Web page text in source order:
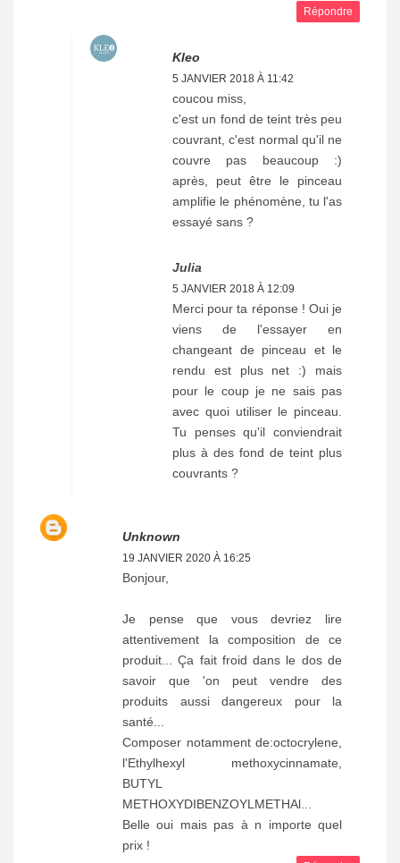
Répondre
Kleo
5 JANVIER 2018 À 11:42
coucou miss,
c'est un fond de teint très peu
couvrant, c'est normal qu'il ne
couvre pas beaucoup :)
après, peut être le pinceau
amplifie le phénomène, tu l'as
essayé sans ?
Julia
5 JANVIER 2018 À 12:09
Merci pour ta réponse ! Oui je
viens de l'essayer en
changeant de pinceau et le
rendu est plus net :) mais
pour le coup je ne sais pas
avec quoi utiliser le pinceau.
Tu penses qu'il conviendrait
plus à des fond de teint plus
couvrants ?
Unknown
19 JANVIER 2020 À 16:25
Bonjour,
Je pense que vous devriez lire
attentivement la composition de ce
produit... Ça fait froid dans le dos de
savoir que 'on peut vendre des
produits aussi dangereux pour la
santé...
Composer notamment de:octocrylene,
l'Ethylhexyl methoxycinnamate,
BUTYL
METHOXYDIBENZOYLMETHAl...
Belle oui mais pas à n importe quel
prix !